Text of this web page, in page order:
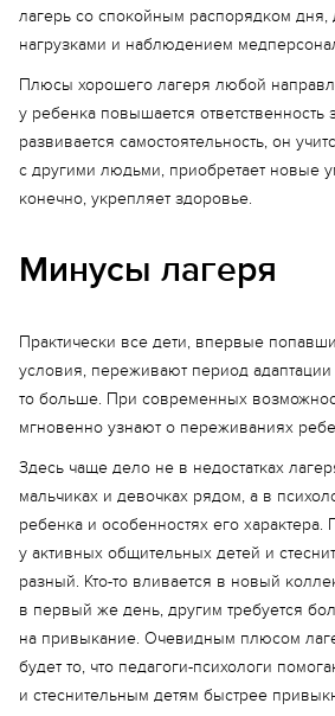
лагерь со спокойным распорядком
нагрузками и наблюдением
Плюсы хорошего лагеря любой
у ребенка повышается ответственность
развивается самостоятельность, он
с другими людьми, приобретает новые
конечно, укрепляет здоровье.
Минусы лагеря
Практически все дети, впервые
условия, переживают период
то больше. При современных
мгновенно узнают о переживаниях
Здесь чаще дело не в недостатках
мальчиках и девочках рядом, а в
ребенка и особенностях его характера.
у активных общительных детей и
разный. Кто-то вливается в новый
в первый же день, другим требуется
на привыкание. Очевидным плюсом
будет то, что педагоги-психологи
и стеснительным детям быстрее